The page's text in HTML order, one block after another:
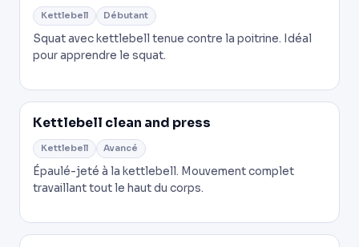
Kettlebell Débutant
Squat avec kettlebell tenue contre la poitrine. Idéal
pour apprendre le squat.
Kettlebell clean and press
Kettlebell Avancé
Épaulé-jeté à la kettlebell. Mouvement complet
travaillant tout le haut du corps.